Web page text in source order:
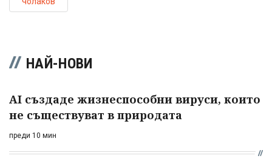
НАЙ-НОВИ
AI създаде жизнеспособни вируси, които
не съществуват в природата
преди 10 мин